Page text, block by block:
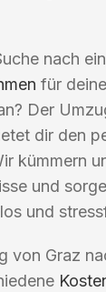
nach
für
Der
dir den
kümmern
und
und
von Graz